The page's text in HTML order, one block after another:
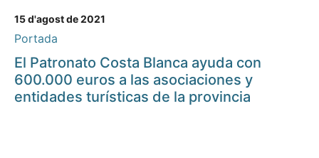
15 d'agost de 2021
Portada
El Patronato Costa Blanca ayuda con
600.000 euros a las asociaciones y
entidades turísticas de la provincia